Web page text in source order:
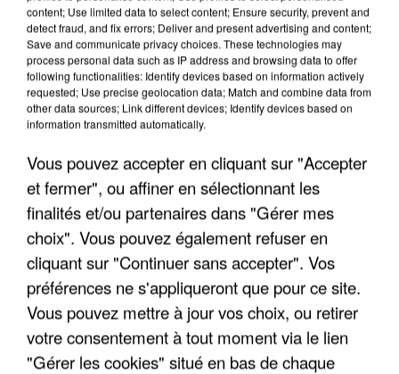
6 août 2026
Gabriel Attal et Raphaël Glucksmann visés par des
ingérences...
Sollicité, Sébastien Lecornu annonce un "travail
commun" avec les partis à la rentrée.
content; Use limited data to select content; Ensure security, prevent and
detect fraud, and fix errors; Deliver and present advertising and content;
Save and communicate privacy choices. These technologies may
process personal data such as IP address and browsing data to offer
following functionalities: Identify devices based on information actively
requested; Use precise geolocation data; Match and combine data from
other data sources; Link different devices; Identify devices based on
information transmitted automatically.
Vous pouvez accepter en cliquant sur "Accepter
et fermer", ou affiner en sélectionnant les
finalités et/ou partenaires dans "Gérer mes
choix". Vous pouvez également refuser en
cliquant sur "Continuer sans accepter". Vos
préférences ne s'appliqueront que pour ce site.
Vous pouvez mettre à jour vos choix, ou retirer
votre consentement à tout moment via le lien
"Gérer les cookies" situé en bas de chaque